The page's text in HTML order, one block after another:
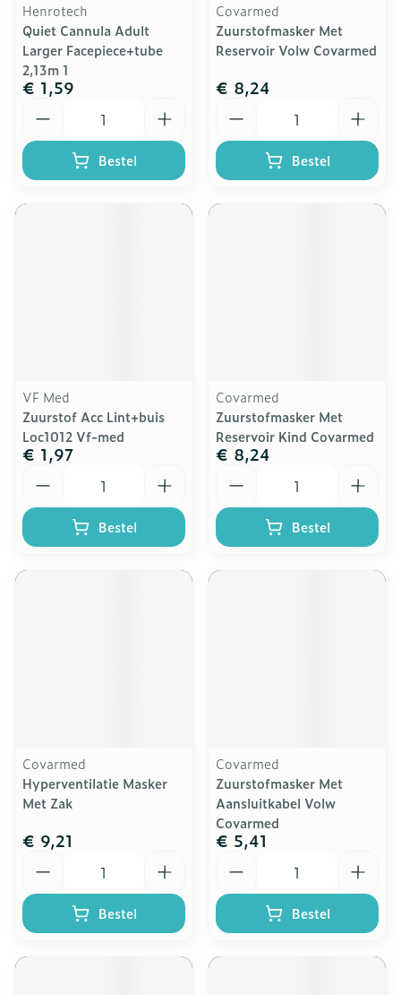
Henrotech
Quiet Cannula Adult
Larger Facepiece+tube
2,13m 1
€ 1,59
Bestel
Covarmed
Zuurstofmasker Met
Reservoir Volw Covarmed
€ 8,24
Bestel
VF Med
Zuurstof Acc Lint+buis
Loc1012 Vf-med
€ 1,97
Bestel
Covarmed
Zuurstofmasker Met
Reservoir Kind Covarmed
€ 8,24
Bestel
Covarmed
Hyperventilatie Masker
Met Zak
€ 9,21
Bestel
Covarmed
Zuurstofmasker Met
Aansluitkabel Volw
Covarmed
€ 5,41
Bestel